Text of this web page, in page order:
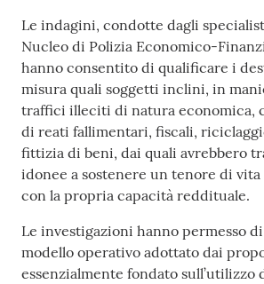
Le indagini, condotte dagli
Nucleo di Polizia Economico-
hanno consentito di qualificare i
misura quali soggetti inclini, in
traffici illeciti di natura economica,
di reati fallimentari, fiscali,
fittizia di beni, dai quali avrebbero
idonee a sostenere un tenore di
con la propria capacità reddituale.
Le investigazioni hanno permesso
modello operativo adottato dai
essenzialmente fondato sull’utilizzo